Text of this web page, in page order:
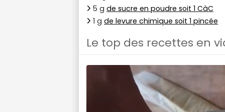
5 g de sucre en poudre soit 1 CàC
1 g de levure chimique soit 1 pincée
Le top des recettes en